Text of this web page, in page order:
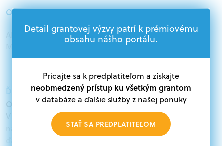
Oprávnení žiadatelia:
Akademický sektor, Podnikatelia, Samospráva,
Ďalšie informácie:
Oprávnení žiadatelia:
V databáze grantov a dotácií na portáli Grantexpert.sk
nájdete aktuálne výzvy z eurofondov, plánu obnovy a
Detail grantovej výzvy patrí k prémiovému
obsahu nášho portálu.
Pridajte sa k predplatiteľom a získajte
neobmedzený prístup ku všetkým grantom
v databáze a ďalšie služby z našej ponuky
STAŤ SA PREDPLATITEĽOM